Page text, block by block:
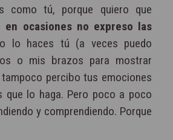
como tú, porque quiero que
en ocasiones no expreso las
lo haces tú (a veces puedo
o mis brazos para mostrar
percibo tus emociones
que lo haga. Pero poco a poco
y comprendiendo. Porque